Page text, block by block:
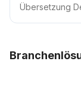
Übersetzung